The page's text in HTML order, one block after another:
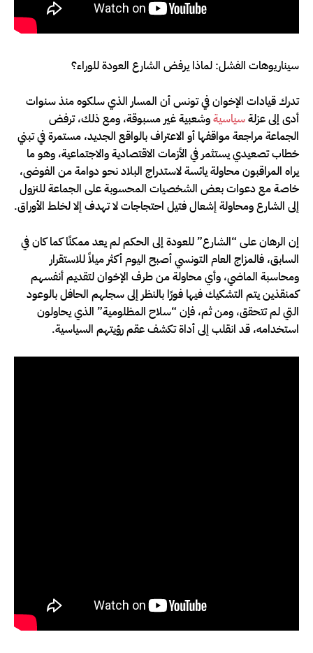
سيناريوهات الفشل: لماذا يرفض الشارع العودة للوراء؟
تدرك قيادات الإخوان في تونس أن المسار الذي سلكوه منذ سنوات
أدى إلى عزلةسياسيةوشعبية غير مسبوقة، ومع ذلك، ترفض
الجماعة مراجعة مواقفها أو الاعتراف بالواقع الجديد، مستمرة في تبني
خطاب تصعيدي يستثمر في الأزمات الاقتصادية والاجتماعية، وهو ما
يراه المراقبون محاولة يائسة لاستدراج البلاد نحو دوامة من الفوضى،
خاصة مع دعوات بعض الشخصيات المحسوبة على الجماعة للنزول
إلى الشارع ومحاولة إشعال فتيل احتجاجات لا تهدف إلا لخلط الأوراق.
إن الرهان على “الشارع” للعودة إلى الحكم لم يعد ممكنًا كما كان في
السابق، فالمزاج العام التونسي أصبح اليوم أكثر ميلاً للاستقرار
ومحاسبة الماضي، وأي محاولة من طرف الإخوان لتقديم أنفسهم
كمنقذين يتم التشكيك فيها فورًا بالنظر إلى سجلهم الحافل بالوعود
التي لم تتحقق، ومن ثم، فإن “سلاح المظلومية” الذي يحاولون
استخدامه، قد انقلب إلى أداة تكشف عقم رؤيتهم السياسية.